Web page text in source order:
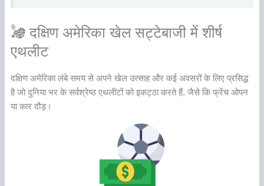
दक्षिण अमेरिका खेल सट्टेबाजी में शीर्ष
एथलीट
दक्षिण अमेरिका लंबे समय से अपने खेल उत्साह और कई अवसरों के लिए प्रसिद्ध
है जो दुनिया भर के सर्वश्रेष्ठ एथलीटों को इकट्ठा करते हैं, जैसे कि फ्रेंच ओपन
या कार दौड़।